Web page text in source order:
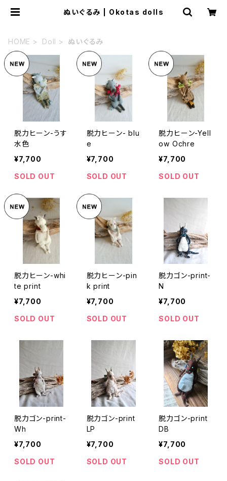
ぬいぐるみ | Okotas dolls
HOME Doll ぬいぐるみ
脱力ヒーン-うす
水色
¥7,700
SOLD OUT
脱力ヒーン- blu
e
¥7,700
SOLD OUT
脱力ヒーン-Yell
ow Ochre
¥7,700
SOLD OUT
脱力ヒーン-whi
te print
¥7,700
SOLD OUT
脱力ヒーン-pin
k print
¥7,700
SOLD OUT
脱力ゴン-print-
N
¥7,700
SOLD OUT
脱力ゴン-print-
Wh
¥7,700
SOLD OUT
脱力ゴン-print
LP
¥7,700
SOLD OUT
脱力ゴン-print
DB
¥7,700
SOLD OUT